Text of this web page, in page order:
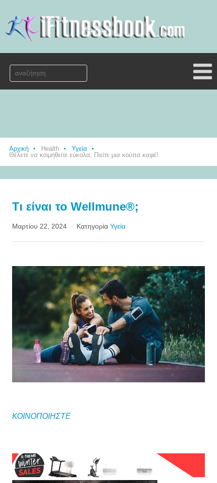
Αρχική Health
Υγεία
Θέλετε να κοιμηθείτε εύκολα; Πιείτε μια κούπα καφέ!
Τι είναι το Wellmune®;
Μαρτίου 22, 2024 Κατηγορία Υγεία
ΚΟΙΝΟΠΟΙΗΣΤΕ